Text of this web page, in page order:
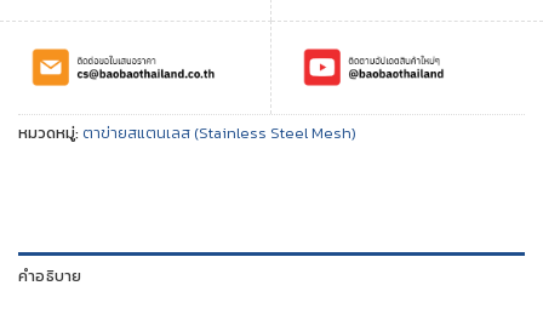
หมวดหมู่: ตาข่ายสแตนเลส (Stainless Steel Mesh)
คำอธิบาย